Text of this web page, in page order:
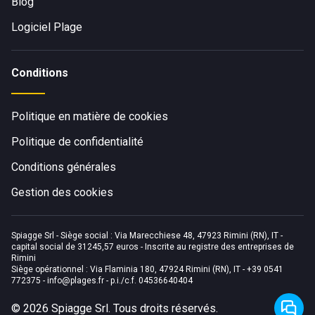
privée pour une journée de détente absolue.
Logiciel Plage
Conditions
Politique en matière de cookies
Politique de confidentialité
Conditions générales
Gestion des cookies
Spiagge Srl - Siège social : Via Marecchiese 48, 47923 Rimini (RN), IT -
capital social de 31245,57 euros - Inscrite au registre des entreprises de
Rimini
Siège opérationnel : Via Flaminia 180, 47924 Rimini (RN), IT - +39 0541
772375 - info@plages.fr - p.i./c.f. 04536640404
© 2026 Spiagge Srl. Tous droits réservés.